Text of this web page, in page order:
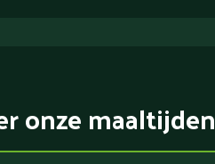
onze maaltijden